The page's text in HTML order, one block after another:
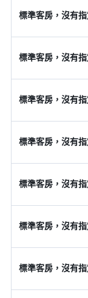
標準客房，沒有
標準客房，沒有
標準客房，沒有
標準客房，沒有
標準客房，沒有
標準客房，沒有
標準客房，沒有